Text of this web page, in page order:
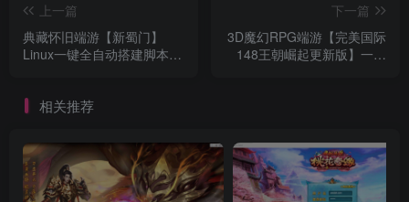
上一篇
典藏怀旧端游【新蜀门】
Linux一键全自动搭建脚本
下一篇
3D魔幻RPG端游【完美国际
148王朝崛起更新版】一键
相关推荐